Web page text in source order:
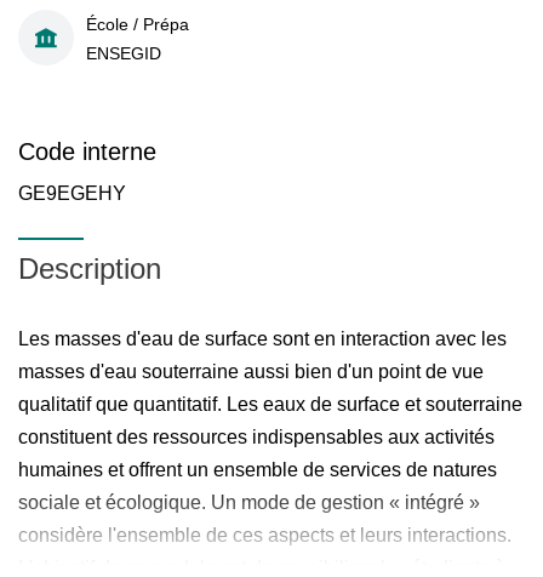
École / Prépa
ENSEGID
Code interne
GE9EGEHY
Description
Les masses d'eau de surface sont en interaction avec les
masses d'eau souterraine aussi bien d'un point de vue
qualitatif que quantitatif. Les eaux de surface et souterraine
constituent des ressources indispensables aux activités
humaines et offrent un ensemble de services de natures
sociale et écologique. Un mode de gestion « intégré »
considère l'ensemble de ces aspects et leurs interactions.